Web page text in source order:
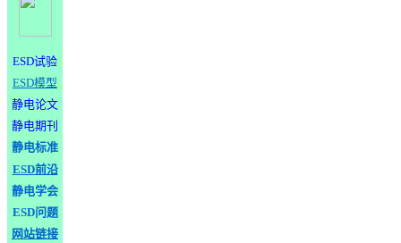
ESD试验
ESD模型
静电论文
静电期刊
静电标准
ESD前沿
静电学会
ESD问题
网站链接